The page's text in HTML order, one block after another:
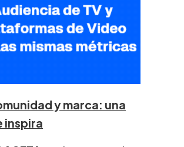
y marca: una
inspira